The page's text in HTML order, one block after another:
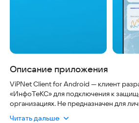
Описание приложения
ViPNet Client for Android — клиент
«ИнфоТеКС» для подключения к
организациях. Не предназначен для
Читать дальше